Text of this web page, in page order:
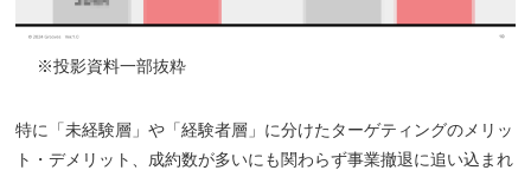
※投影資料一部抜粋
特に「未経験層」や「経験者層」に分けたターゲティングのメリッ
ト・デメリット、成約数が多いにも関わらず事業撤退に追い込まれ